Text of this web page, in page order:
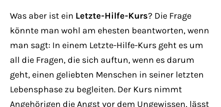
Have any questions?
+44 1234 567 890
Was aber ist ein Letzte-Hilfe-Kurs? Die Frage
könnte man wohl am ehesten beantworten, wenn
man sagt: In einem Letzte-Hilfe-Kurs geht es um
all die Fragen, die sich auftun, wenn es darum
geht, einen geliebten Menschen in seiner letzten
Lebensphase zu begleiten. Der Kurs nimmt
Angehörigen die Angst vor dem Ungewissen, lässt